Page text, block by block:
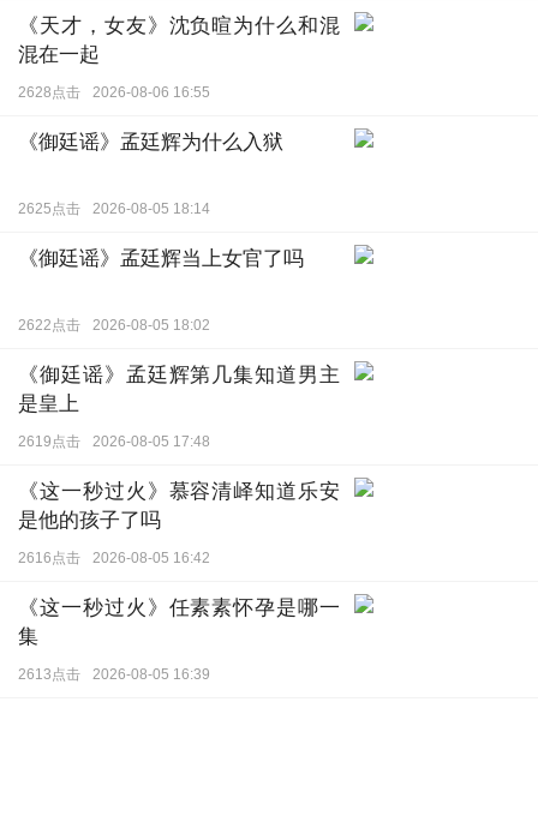
《天才，女友》沈负暄为什么和混
混在一起
2628点击 2026-08-06 16:55
《御廷谣》孟廷辉为什么入狱
2625点击 2026-08-05 18:14
《御廷谣》孟廷辉当上女官了吗
2622点击 2026-08-05 18:02
《御廷谣》孟廷辉第几集知道男主
是皇上
2619点击 2026-08-05 17:48
《这一秒过火》慕容清峄知道乐安
是他的孩子了吗
2616点击 2026-08-05 16:42
《这一秒过火》任素素怀孕是哪一
集
2613点击 2026-08-05 16:39